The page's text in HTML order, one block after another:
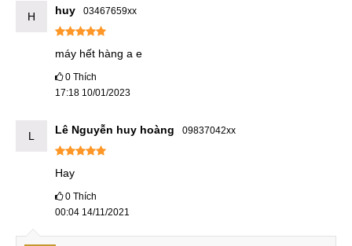
H huy 03467659xx
máy hết hàng a e
0 Thích
17:18 10/01/2023
L Lê Nguyễn huy hoàng 09837042xx
Hay
0 Thích
00:04 14/11/2021